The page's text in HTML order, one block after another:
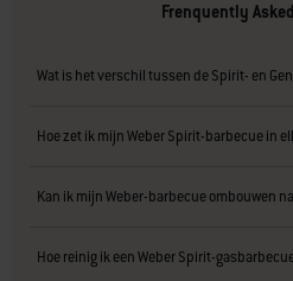
Frenquently
Wat is het verschil tussen de Spirit- en
Hoe zet ik mijn Weber Spirit-barbecue in
Kan ik mijn Weber-barbecue ombouwen
Hoe reinig ik een Weber Spirit-